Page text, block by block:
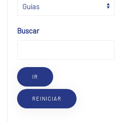
Buscar